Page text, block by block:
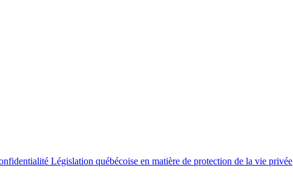
Législation québécoise en matière de protection de la vie privée